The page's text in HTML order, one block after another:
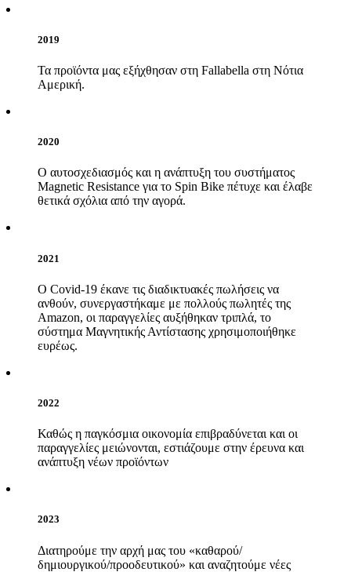
2019
Τα προϊόντα μας εξήχθησαν στη Fallabella στη Νότια
Αμερική.
2020
Ο αυτοσχεδιασμός και η ανάπτυξη του συστήματος
Magnetic Resistance για το Spin Bike πέτυχε και έλαβε
θετικά σχόλια από την αγορά.
2021
Ο Covid-19 έκανε τις διαδικτυακές πωλήσεις να
ανθούν, συνεργαστήκαμε με πολλούς πωλητές της
Amazon, οι παραγγελίες αυξήθηκαν τριπλά, το
σύστημα Μαγνητικής Αντίστασης χρησιμοποιήθηκε
ευρέως.
2022
Καθώς η παγκόσμια οικονομία επιβραδύνεται και οι
παραγγελίες μειώνονται, εστιάζουμε στην έρευνα και
ανάπτυξη νέων προϊόντων
2023
Διατηρούμε την αρχή μας του «καθαρού/
δημιουργικού/προοδευτικού» και αναζητούμε νέες